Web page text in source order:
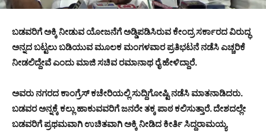
ಬಡವರಿಗೆ ಅಕ್ಕಿ ನೀಡುವ ಯೋಜನೆಗೆ ಅಡ್ಡಿಪಡಿಸಿರುವ ಕೇಂದ್ರ ಸರ್ಕಾರದ ವಿರುದ್ಧ
ಅನ್ನದ ಬಟ್ಟಲು ಬಡಿಯುವ ಮೂಲಕ ಮಂಗಳವಾರ ಪ್ರತಿಭಟನೆ ನಡೆಸಿ ಎಚ್ಚರಿಕೆ
ನೀಡಲಿದ್ದೇವೆ ಎಂದು ಮಾಜಿ ಸಚಿವ ರಮಾನಾಥ ರೈ ಹೇಳಿದ್ದಾರೆ.
ಅವರು ನಗರದ ಕಾಂಗ್ರೆಸ್ ಕಚೇರಿಯಲ್ಲಿ ಸುದ್ದಿಗೋಷ್ಟಿ ನಡೆಸಿ ಮಾತನಾಡಿದರು.
ಬಡವರ ಅನ್ನಕ್ಕೆ ಕಲ್ಲು ಹಾಕುವವರಿಗೆ ಜನರೇ ತಕ್ಕ ಪಾಠ ಕಲಿಸುತ್ತಾರೆ. ದೇಶದಲ್ಲೇ
ಬಡವರಿಗೆ ಪ್ರಥಮವಾಗಿ ಉಚಿತವಾಗಿ ಅಕ್ಕಿ ನೀಡಿದ ಕೀರ್ತಿ ಸಿದ್ದರಾಮಯ್ಯ